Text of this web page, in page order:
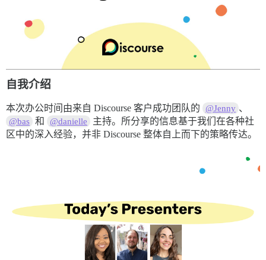
自我介绍
本次办公时间由来自 Discourse 客户成功团队的 @Jenny 、
@bas 和 @danielle
主持。所分享的信息基于我们在各种社
区中的深入经验，并非 Discourse 整体自上而下的策略传达。